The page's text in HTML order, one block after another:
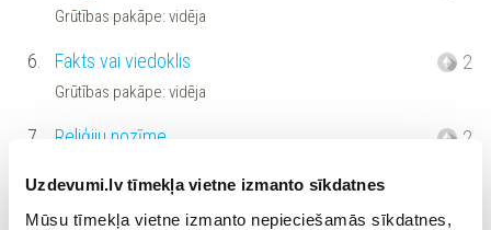
Uzdevumi.lv tīmekļa vietne izmanto sīkdatnes
Mūsu tīmekļa vietne izmanto nepieciešamās sīkdatnes,
Grūtības pakāpe: vidēja
6. Fakts vai viedoklis
Grūtības pakāpe: vidēja
2
7. Reliģiju nozīme 2
8. Izlaistie vārdi tekstā